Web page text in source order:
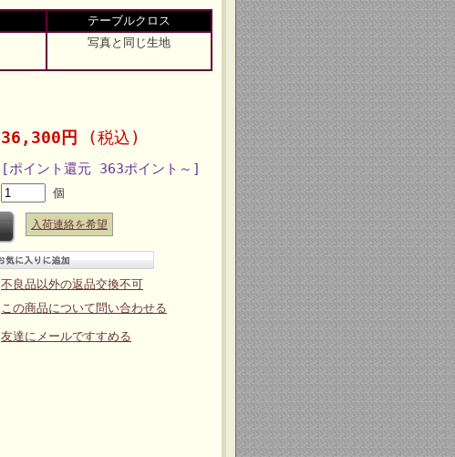
テーブルクロス
写真と同じ生地
36,300円 (税込)
[ポイント還元 363ポイント～]
個
入荷連絡を希望
不良品以外の返品交換不可
この商品について問い合わせる
友達にメールですすめる